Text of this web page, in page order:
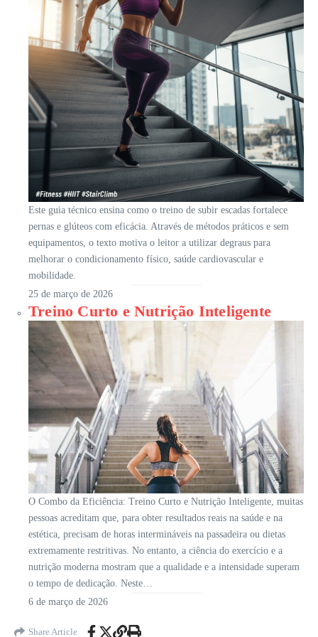
Este guia técnico ensina como o treino de subir escadas fortalece
pernas e glúteos com eficácia. Através de métodos práticos e sem
equipamentos, o texto motiva o leitor a utilizar degraus para
melhorar o condicionamento físico, saúde cardiovascular e
mobilidade.
25 de março de 2026
Treino Curto e Nutrição Inteligente
O Combo da Eficiência: Treino Curto e Nutrição Inteligente, muitas
pessoas acreditam que, para obter resultados reais na saúde e na
estética, precisam de horas intermináveis na passadeira ou dietas
extremamente restritivas. No entanto, a ciência do exercício e a
nutrição moderna mostram que a qualidade e a intensidade superam
o tempo de dedicação. Neste…
6 de março de 2026
Share Article